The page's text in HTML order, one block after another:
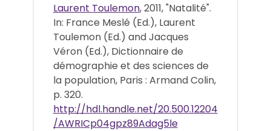
Laurent Toulemon, 2011, "Natalité".
In: France Meslé (Ed.), Laurent
Toulemon (Ed.) and Jacques
Véron (Ed.), Dictionnaire de
démographie et des sciences de
la population, Paris : Armand Colin,
p. 320.
http://hdl.handle.net/20.500.12204
/AWRICp04gpz89Adag5le